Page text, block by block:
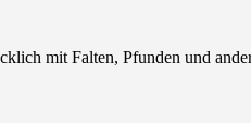
mit Falten, Pfunden und